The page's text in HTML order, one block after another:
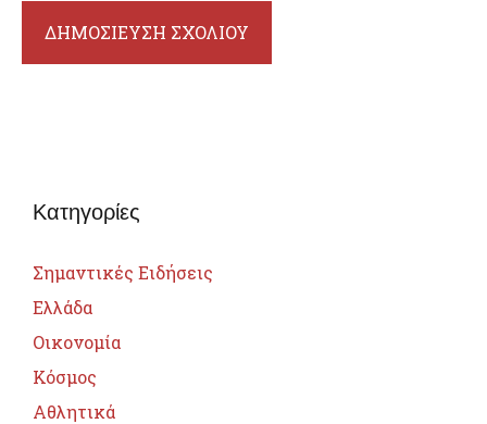
Κατηγορίες
Σημαντικές Ειδήσεις
Ελλάδα
Οικονομία
Κόσμος
Αθλητικά